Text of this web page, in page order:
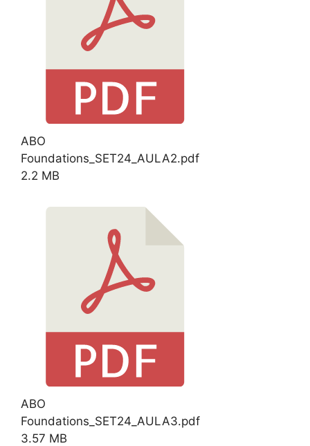
ABO
Foundations_SET24_AULA2.pdf
2.2 MB
ABO
Foundations_SET24_AULA3.pdf
3.57 MB